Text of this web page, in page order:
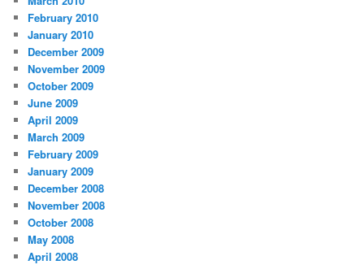
February 2010
January 2010
December 2009
November 2009
October 2009
June 2009
April 2009
March 2009
February 2009
January 2009
December 2008
November 2008
October 2008
May 2008
April 2008